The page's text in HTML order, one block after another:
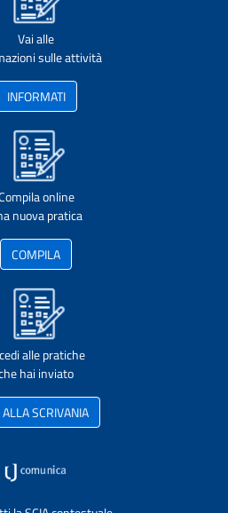
Vai alle
sulle attività
INFORMATI
online
nuova pratica
COMPILA
alle pratiche
hai inviato
SCRIVANIA